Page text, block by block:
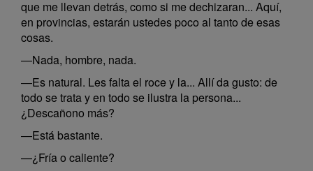
que me llevan detrás, como si me dechizaran... Aquí,
en provincias, estarán ustedes poco al tanto de esas
cosas.
—Nada, hombre, nada.
—Es natural. Les falta el roce y la... Allí da gusto: de
todo se trata y en todo se ilustra la persona...
¿Descañono más?
—Está bastante.
—¿Fría o caliente?